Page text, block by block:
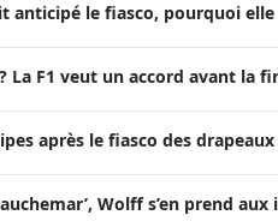
anticipé le fiasco, pourquoi
La F1 veut un accord avant la
après le fiasco des
Wolff s’en prend